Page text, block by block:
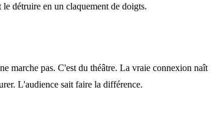
détruire en un claquement de doigts.
marche pas. C'est du théâtre. La vraie connexion naît
L'audience sait faire la différence.